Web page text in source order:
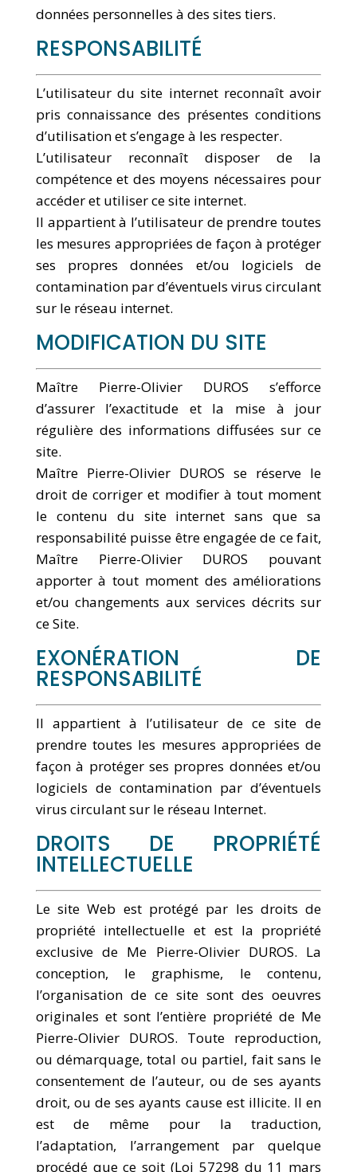
données personnelles à des sites tiers.
RESPONSABILITÉ
L’utilisateur du site internet reconnaît avoir
pris connaissance des présentes conditions
d’utilisation et s’engage à les respecter.
L’utilisateur reconnaît disposer de la
compétence et des moyens nécessaires pour
accéder et utiliser ce site internet.
Il appartient à l’utilisateur de prendre toutes
les mesures appropriées de façon à protéger
ses propres données et/ou logiciels de
contamination par d’éventuels virus circulant
sur le réseau internet.
MODIFICATION DU SITE
Maître Pierre-Olivier DUROS s’efforce
d’assurer l’exactitude et la mise à jour
régulière des informations diffusées sur ce
site.
Maître Pierre-Olivier DUROS se réserve le
droit de corriger et modifier à tout moment
le contenu du site internet sans que sa
responsabilité puisse être engagée de ce fait,
Maître Pierre-Olivier DUROS pouvant
apporter à tout moment des améliorations
et/ou changements aux services décrits sur
ce Site.
EXONÉRATION DE
RESPONSABILITÉ
Il appartient à l’utilisateur de ce site de
prendre toutes les mesures appropriées de
façon à protéger ses propres données et/ou
logiciels de contamination par d’éventuels
virus circulant sur le réseau Internet.
DROITS DE PROPRIÉTÉ
INTELLECTUELLE
Le site Web est protégé par les droits de
propriété intellectuelle et est la propriété
exclusive de Me Pierre-Olivier DUROS. La
conception, le graphisme, le contenu,
l’organisation de ce site sont des oeuvres
originales et sont l’entière propriété de Me
Pierre-Olivier DUROS. Toute reproduction,
ou démarquage, total ou partiel, fait sans le
consentement de l’auteur, ou de ses ayants
droit, ou de ses ayants cause est illicite. Il en
est de même pour la traduction,
l’adaptation, l’arrangement par quelque
procédé que ce soit (Loi 57298 du 11 mars